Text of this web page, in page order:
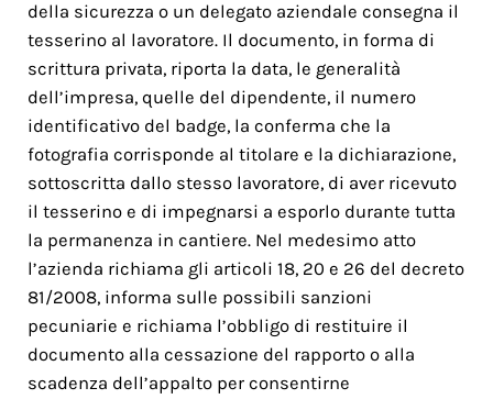
della sicurezza o un delegato aziendale consegna il
tesserino al lavoratore. Il documento, in forma di
scrittura privata, riporta la data, le generalità
dell’impresa, quelle del dipendente, il numero
identificativo del badge, la conferma che la
fotografia corrisponde al titolare e la dichiarazione,
sottoscritta dallo stesso lavoratore, di aver ricevuto
il tesserino e di impegnarsi a esporlo durante tutta
la permanenza in cantiere. Nel medesimo atto
l’azienda richiama gli articoli 18, 20 e 26 del decreto
81/2008, informa sulle possibili sanzioni
pecuniarie e richiama l’obbligo di restituire il
documento alla cessazione del rapporto o alla
scadenza dell’appalto per consentirne